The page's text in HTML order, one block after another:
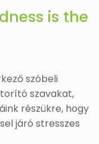
is the
szóbeli
szavakat,
részükre, hogy
járó stresszes